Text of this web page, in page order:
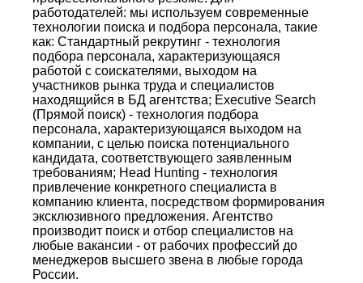
работодателей: мы используем современные
технологии поиска и подбора персонала, такие
как: Стандартный рекрутинг - технология
подбора персонала, характеризующаяся
работой с соискателями, выходом на
участников рынка труда и специалистов
находящийся в БД агентства; Executive Search
(Прямой поиск) - технология подбора
персонала, характеризующаяся выходом на
компании, с целью поиска потенциального
кандидата, соответствующего заявленным
требованиям; Head Hunting - технология
привлечение конкретного специалиста в
компанию клиента, посредством формирования
эксклюзивного предложения. Агентство
производит поиск и отбор специалистов на
любые вакансии - от рабочих профессий до
менеджеров высшего звена в любые города
России.